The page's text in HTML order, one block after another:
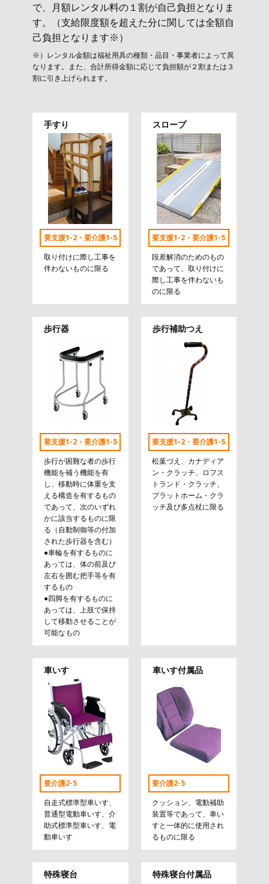
で、月額レンタル料の１割が自己負担となりま
す。（支給限度額を超えた分に関しては全額自
己負担となります※）
※）レンタル金額は福祉用具の種類・品目・事業者によって異
なります。また、合計所得金額に応じて負担額が２割または３
割に引き上げられます。
手すり
要支援1-2・要介護1-5
取り付けに際し工事を
伴わないものに限る
スロープ
要支援1-2・要介護1-5
段差解消のためのもの
であって、取り付けに
際し工事を伴わないも
のに限る
歩行器
要支援1-2・要介護1-5
歩行が困難な者の歩行
機能を補う機能を有
し、移動時に体重を支
える構造を有するもの
であって、次のいずれ
かに該当するものに限
る（自動制御等の付加
された歩行器を含む）
●車輪を有するものに
あっては、体の前及び
左右を囲む把手等を有
するもの
●四脚を有するものに
あっては、上肢で保持
して移動させることが
可能なもの
歩行補助つえ
要支援1-2・要介護1-5
松葉づえ、カナディア
ン・クラッチ、ロフス
トランド・クラッチ、
プラットホーム・クラ
ッチ及び多点杖に限る
車いす
要介護2-5
自走式標準型車いす、
普通型電動車いす、介
助式標準型車いす、電
動車いす
車いす付属品
要介護2-5
クッション、電動補助
装置等であって、車い
すと一体的に使用され
るものに限る
特殊寝台 特殊寝台付属品